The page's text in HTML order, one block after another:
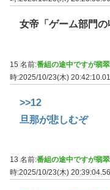
女帝「ゲーム部門の
15 名前:番組の途中ですが翡
時:2025/10/23(木) 20:42:10.01
>>12
旦那が悲しむぞ
13 名前:番組の途中ですが翡
時:2025/10/23(木) 20:39:04.56